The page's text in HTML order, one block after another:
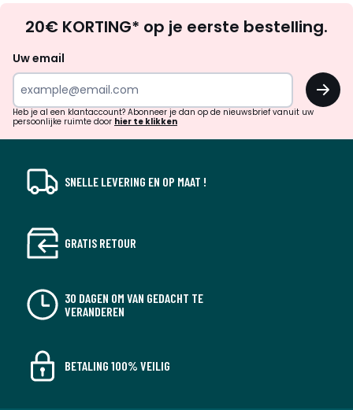
zoek
inspiratie
verrassingen?
20€ KORTING* op je eerste bestelling.
Uw email
OK
Heb je al een klantaccount? Abonneer je dan op de nieuwsbrief vanuit uw
persoonlijke ruimte door hier te klikken
SNELLE LEVERING EN OP MAAT !
GRATIS RETOUR
30 DAGEN OM VAN GEDACHT TE
VERANDEREN
BETALING 100% VEILIG